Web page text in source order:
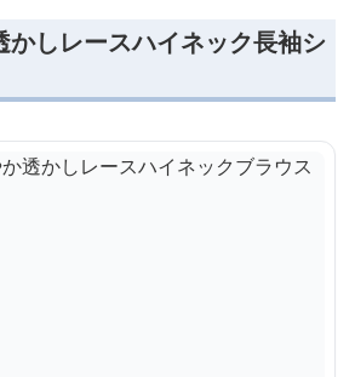
かしレースハイネック長袖シ